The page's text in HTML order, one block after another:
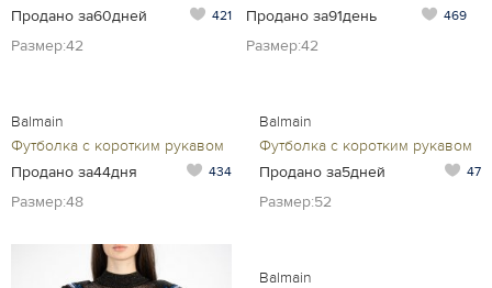
Продано за60дней
421
Размер:42
Продано за91день
469
Размер:42
Balmain
Футболка с коротким рукавом
Продано за44дня
434
Размер:48
Balmain
Футболка с коротким рукавом
Продано за5дней
47
Размер:52
Balmain